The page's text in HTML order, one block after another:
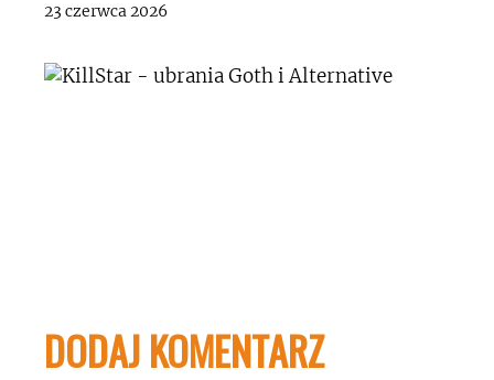
23 czerwca 2026
DODAJ KOMENTARZ